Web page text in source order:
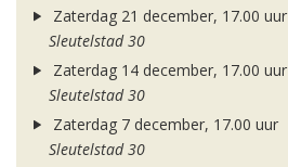
Zaterdag 21 december, 17.00 uur
Sleutelstad 30
Zaterdag 14 december, 17.00 uur
Sleutelstad 30
Zaterdag 7 december, 17.00 uur
Sleutelstad 30